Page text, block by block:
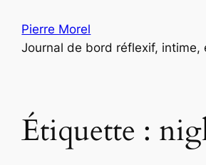
contenu
Pierre Morel
Journal de bord réflexif, intime,
Étiquette :